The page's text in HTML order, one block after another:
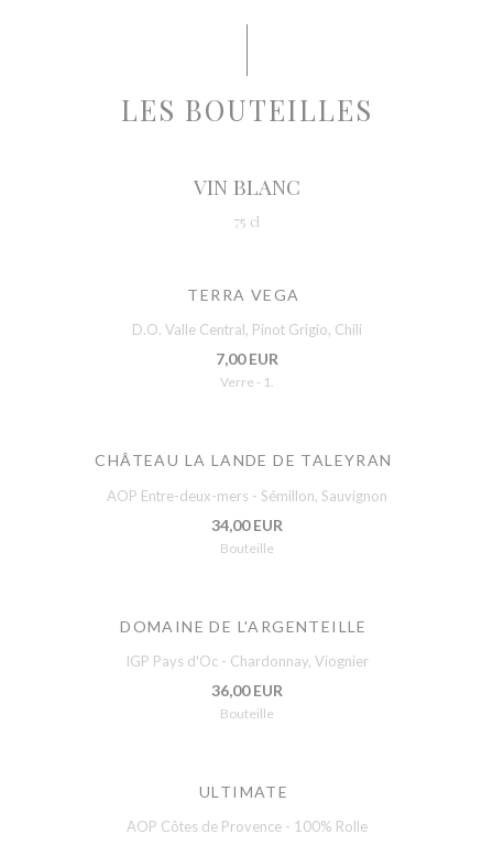
LES BOUTEILLES
VIN BLANC
75 cl
TERRA VEGA
D.O. Valle Central, Pinot Grigio, Chili
7,00 EUR
Verre - 1.
CHÂTEAU LA LANDE DE TALEYRAN
AOP Entre-deux-mers - Sémillon, Sauvignon
34,00 EUR
Bouteille
DOMAINE DE L'ARGENTEILLE
IGP Pays d'Oc - Chardonnay, Viognier
36,00 EUR
Bouteille
ULTIMATE
AOP Côtes de Provence - 100% Rolle